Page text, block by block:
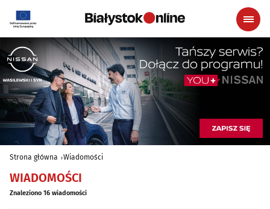
Strona główna Wiadomości
WIADOMOŚCI
Znaleziono 16 wiadomości